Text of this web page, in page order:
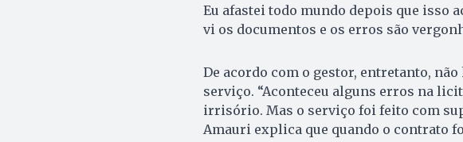
Eu afastei todo mundo depois que isso
vi os documentos e os erros são
De acordo com o gestor, entretanto,
serviço. “Aconteceu alguns erros na
irrisório. Mas o serviço foi feito com
Amauri explica que quando o contrato